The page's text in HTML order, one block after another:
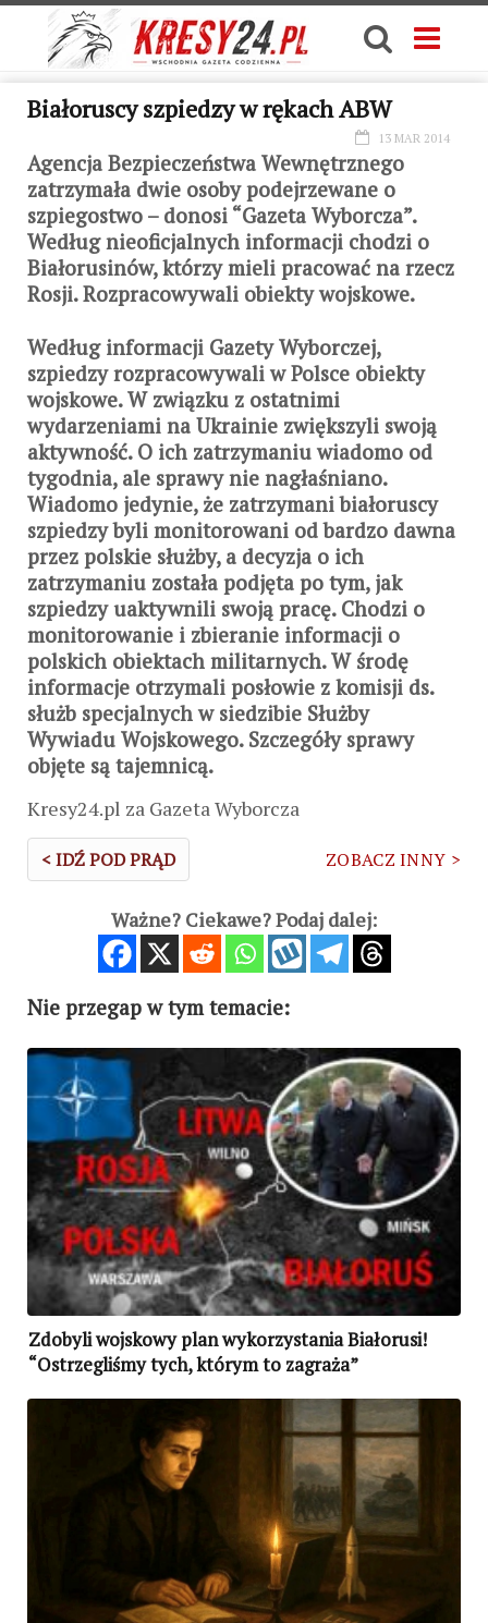
Białoruscy szpiedzy w rękach ABW
13 MAR 2014
Agencja Bezpieczeństwa Wewnętrznego
zatrzymała dwie osoby podejrzewane o
szpiegostwo – donosi “Gazeta Wyborcza”.
Według nieoficjalnych informacji chodzi o
Białorusinów, którzy mieli pracować na rzecz
Rosji. Rozpracowywali obiekty wojskowe.
Według informacji Gazety Wyborczej,
szpiedzy rozpracowywali w Polsce obiekty
wojskowe. W związku z ostatnimi
wydarzeniami na Ukrainie zwiększyli swoją
aktywność. O ich zatrzymaniu wiadomo od
tygodnia, ale sprawy nie nagłaśniano.
Wiadomo jedynie, że zatrzymani białoruscy
szpiedzy byli monitorowani od bardzo dawna
przez polskie służby, a decyzja o ich
zatrzymaniu została podjęta po tym, jak
szpiedzy uaktywnili swoją pracę. Chodzi o
monitorowanie i zbieranie informacji o
polskich obiektach militarnych. W środę
informacje otrzymali posłowie z komisji ds.
służb specjalnych w siedzibie Służby
Wywiadu Wojskowego. Szczegóły sprawy
objęte są tajemnicą.
Kresy24.pl za Gazeta Wyborcza
< IDŹ POD PRĄD ZOBACZ INNY >
Ważne? Ciekawe? Podaj dalej:
Nie przegap w tym temacie:
Zdobyli wojskowy plan wykorzystania Białorusi!
“Ostrzegliśmy tych, którym to zagraża”